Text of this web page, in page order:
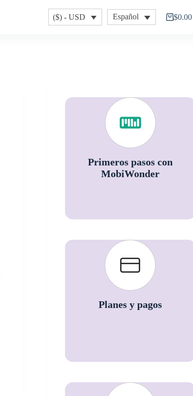
($) - USD Español
Shopping
$0.00
Primeros pasos con
MobiWonder
Planes y pagos